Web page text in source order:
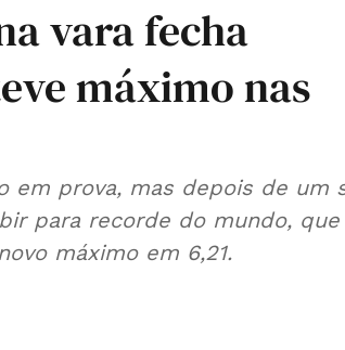
vara fecha
máximo nas
em prova, mas depois de um
para recorde do mundo, que
máximo em 6,21.